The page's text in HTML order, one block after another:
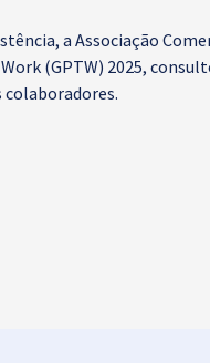
a Associação
(GPTW) 2025,